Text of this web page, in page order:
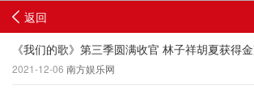
返回
《我们的歌》第三季圆满收官 林子祥胡夏获得
2021-12-06 南方娱乐网